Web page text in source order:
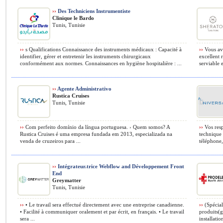
›› Des Techniciens Instrumentiste
Clinique le Bardo
Tunis, Tunisie
›› s Qualifications Connaissance des instruments médicaux : Capacité à
identifier, gérer et entretenir les instruments chirurgicaux
conformément aux normes. Connaissances en hygiène hospitalière : ...
›› Vous
excellent
serviable
›› Agente Administrativo
Rustica Cruises
Tunis, Tunisie
›› Com perfeito domínio da língua portuguesa. › Quem somos? A
Rustica Cruises é uma empresa fundada em 2013, especializada na
venda de cruzeiros para ...
›› Vos
technique
›› Intégrateur.trice Webflow and Développement Front
End
Greymatter
Tunis, Tunisie
›› • Le travail sera effectué directement avec une entreprise canadienne.
• Facilité à communiquer oralement et par écrit, en français. • Le travail
sera ...
››